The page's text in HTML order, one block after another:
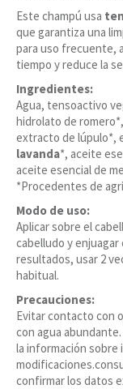
Este champú usa
que garantiza una
para uso frecuente,
tiempo y reduce la
Ingredientes:
Agua, tensoactivo
hidrolato de
extracto de lúpulo*,
lavanda*, aceite
aceite esencial de
*Procedentes de
Modo de uso:
Aplicar sobre el
cabelludo y enjuagar
resultados, usar 2
habitual.
Precauciones:
Evitar contacto con
con agua abundante.
la información
confirmar los datos